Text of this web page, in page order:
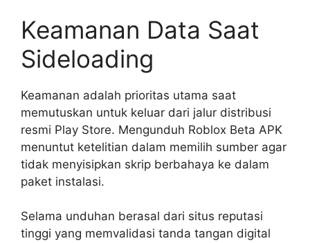
Keamanan Data Saat
Sideloading
Keamanan adalah prioritas utama saat
memutuskan untuk keluar dari jalur distribusi
resmi Play Store. Mengunduh Roblox Beta APK
menuntut ketelitian dalam memilih sumber agar
tidak menyisipkan skrip berbahaya ke dalam
paket instalasi.
Selama unduhan berasal dari situs reputasi
tinggi yang memvalidasi tanda tangan digital